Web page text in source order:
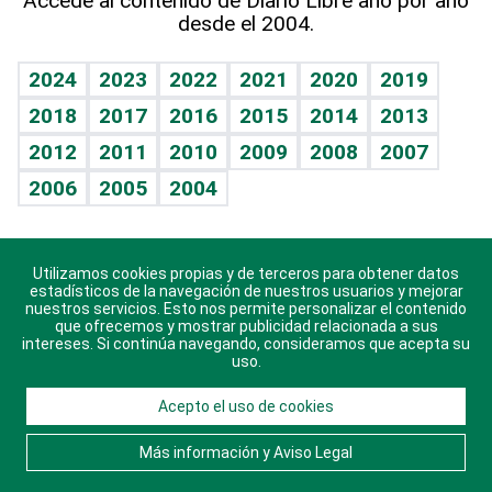
Vida y familia
Eñe
Celebrando la vida
Sin complejos
En pocas palabras
Escuchando al corazón
Economía Personal
TBT Deportivo
Guía del dinero
Horóscopos
Crucigramas
desde el 2004.
2024 2023 2022 2021 2020
2019
2018
2017 2016 2015 2014
2013
2012
2011 2010 2009 2008
2007
2006
2005 2004
Descarga nuestras aplicaciones para Android, iOS y
sistema Huawei.
© 2021 Diario Libre, todos los derechos reservados.
Consulta elAviso Legal. Ponte en Contacto
nosotros y conoce más sobre Diario Libre
Utilizamos cookies propias y de terceros para obtener datos
estadísticos de la navegación de nuestros usuarios y mejorar
nuestros servicios. Esto nos permite personalizar el contenido
que ofrecemos y mostrar publicidad relacionada a sus
intereses. Si continúa navegando, consideramos que acepta su
uso.
Acepto el uso de cookies
Más información y Aviso Legal